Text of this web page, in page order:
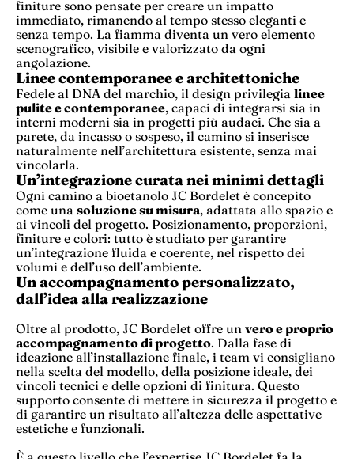
finiture sono pensate per creare un impatto
immediato, rimanendo al tempo stesso eleganti e
senza tempo. La fiamma diventa un vero elemento
scenografico, visibile e valorizzato da ogni
angolazione.
Linee contemporanee e architettoniche
Fedele al DNA del marchio, il design privilegia linee
pulite e contemporanee, capaci di integrarsi sia in
interni moderni sia in progetti più audaci. Che sia a
parete, da incasso o sospeso, il camino si inserisce
naturalmente nell’architettura esistente, senza mai
vincolarla.
Un’integrazione curata nei minimi dettagli
Ogni camino a bioetanolo JC Bordelet è concepito
come una soluzione su misura, adattata allo spazio e
ai vincoli del progetto. Posizionamento, proporzioni,
finiture e colori: tutto è studiato per garantire
un’integrazione fluida e coerente, nel rispetto dei
volumi e dell’uso dell’ambiente.
Un accompagnamento personalizzato,
dall’idea alla realizzazione
Oltre al prodotto, JC Bordelet offre un vero e proprio
accompagnamento di progetto. Dalla fase di
ideazione all’installazione finale, i team vi consigliano
nella scelta del modello, della posizione ideale, dei
vincoli tecnici e delle opzioni di finitura. Questo
supporto consente di mettere in sicurezza il progetto e
di garantire un risultato all’altezza delle aspettative
estetiche e funzionali.